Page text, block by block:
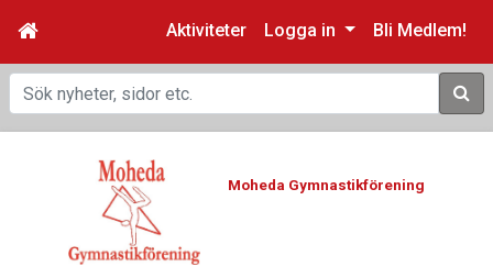
Aktiviteter Logga in Bli Medlem!
Sök
Moheda Gymnastikförening